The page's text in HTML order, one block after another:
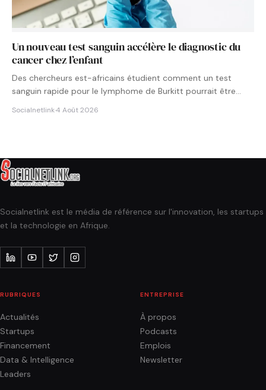
Un nouveau test sanguin accélère le diagnostic du
cancer chez l’enfant
Des chercheurs est-africains étudient comment un test
sanguin rapide pour le lymphome de Burkitt pourrait être
Socialnetlink·4 Août 2026
Socialnetlink est le média de référence sur l'innovation, les startups
et la technologie en Afrique.
RUBRIQUES
Actualités
Startups
Financement
Data & Intelligence
Leaders
ENTREPRISE
À propos
Podcasts
Emplois
Newsletter